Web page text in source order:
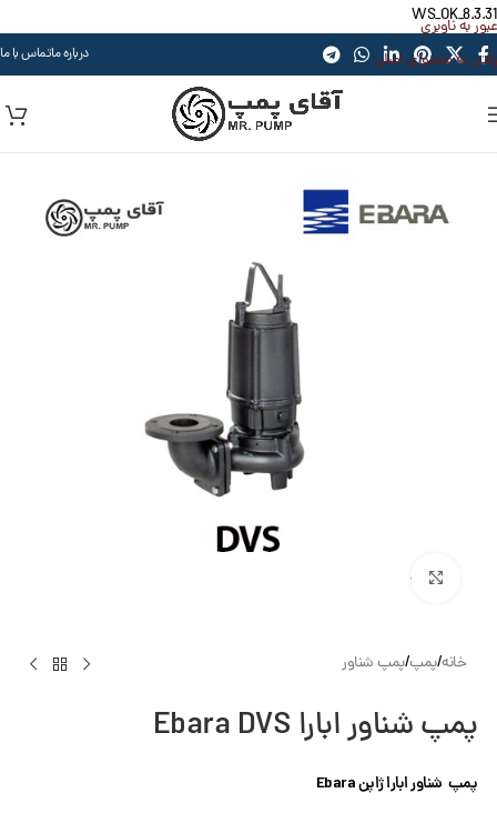
WS_OK_8.3.31
عبور به ناوبری
رفتن به محتوای اصلی
درباره ماتماس با ما
بزرگنمایی تصویر
خانه/پمپ/پمپ شناور
پمپ شناور ابارا Ebara DVS
پمپ شناور ابارا ژاپن Ebara